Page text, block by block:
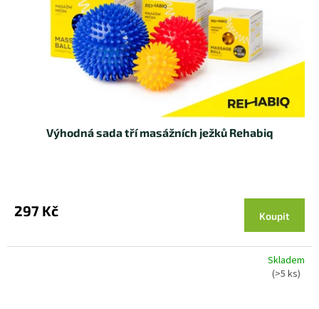
Výhodná sada tří masážních ježků Rehabiq
297 Kč Koupit
Skladem
(>5 ks)